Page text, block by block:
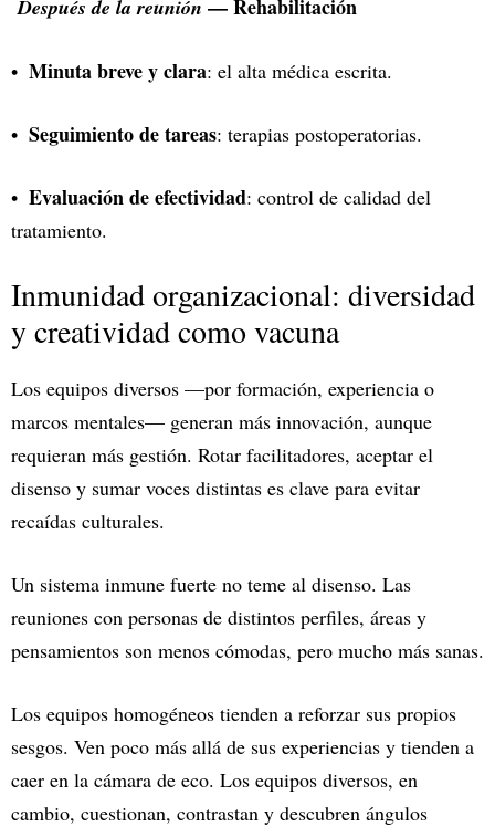
Después de la reunión — Rehabilitación
Minuta breve y clara: el alta médica escrita.
Seguimiento de tareas: terapias postoperatorias.
Evaluación de efectividad: control de calidad del
tratamiento.
Inmunidad organizacional: diversidad
y creatividad como vacuna
Los equipos diversos —por formación, experiencia o
marcos mentales— generan más innovación, aunque
requieran más gestión. Rotar facilitadores, aceptar el
disenso y sumar voces distintas es clave para evitar
recaídas culturales.
Un sistema inmune fuerte no teme al disenso. Las
reuniones con personas de distintos perfiles, áreas y
pensamientos son menos cómodas, pero mucho más sanas.
Los equipos homogéneos tienden a reforzar sus propios
sesgos. Ven poco más allá de sus experiencias y tienden a
caer en la cámara de eco. Los equipos diversos, en
cambio, cuestionan, contrastan y descubren ángulos